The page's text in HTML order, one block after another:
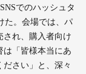
でのハッシュタ
た。会場では、パ
され、購入者向け
は「皆様本当にあ
さい」と、深々